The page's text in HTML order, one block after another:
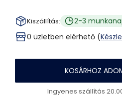
Kiszállítás:
2-3
0 üzletben elérhető (
KOSÁRHOZ
Ingyenes szállítás